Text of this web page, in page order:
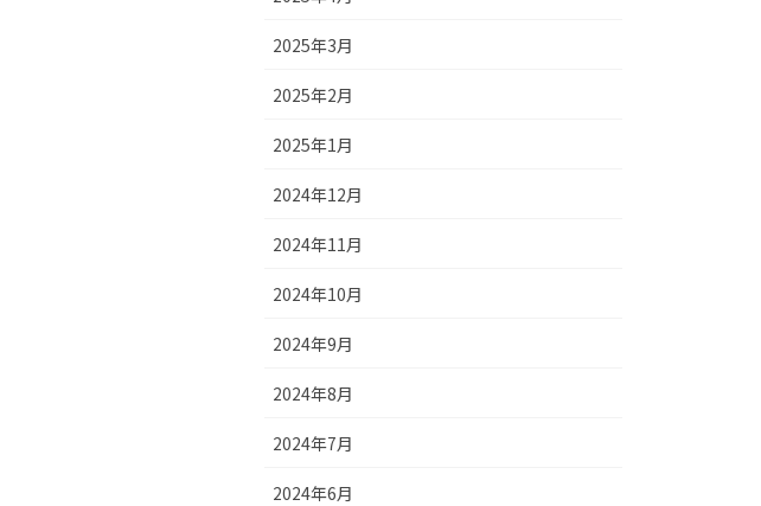
2025年3月
2025年2月
2025年1月
2024年12月
2024年11月
2024年10月
2024年9月
2024年8月
2024年7月
2024年6月